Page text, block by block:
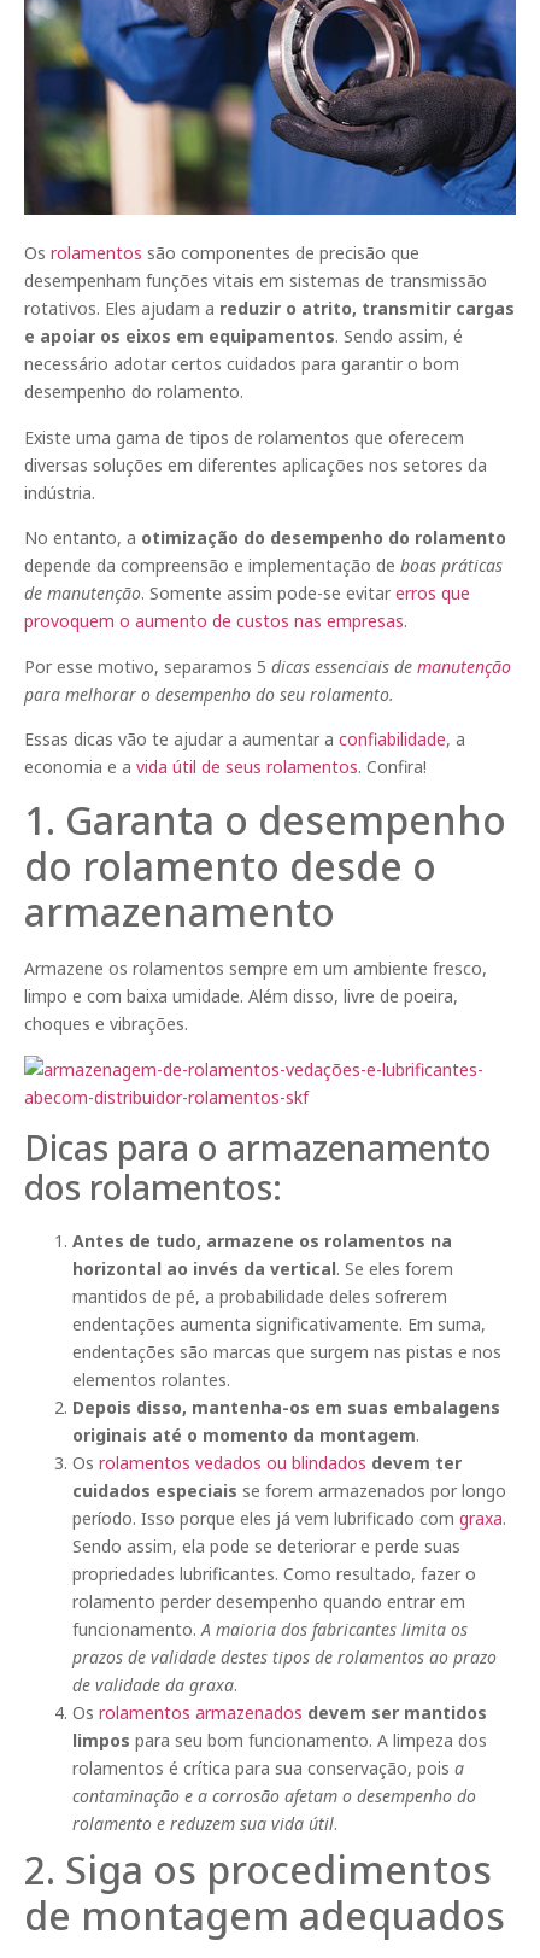
Os rolamentos são componentes de precisão que
desempenham funções vitais em sistemas de transmissão
rotativos. Eles ajudam a reduzir o atrito, transmitir cargas
e apoiar os eixos em equipamentos. Sendo assim, é
necessário adotar certos cuidados para garantir o bom
desempenho do rolamento.
Existe uma gama de tipos de rolamentos que oferecem
diversas soluções em diferentes aplicações nos setores da
indústria.
No entanto, a otimização do desempenho do rolamento
depende da compreensão e implementação de boas práticas
de manutenção. Somente assim pode-se evitar erros que
provoquem o aumento de custos nas empresas.
Por esse motivo, separamos 5 dicas essenciais de manutenção
para melhorar o desempenho do seu rolamento.
Essas dicas vão te ajudar a aumentar a confiabilidade, a
economia e a vida útil de seus rolamentos. Confira!
1. Garanta o desempenho
do rolamento desde o
armazenamento
Armazene os rolamentos sempre em um ambiente fresco,
limpo e com baixa umidade. Além disso, livre de poeira,
choques e vibrações.
Dicas para o armazenamento
dos rolamentos:
Antes de tudo, armazene os rolamentos na
horizontal ao invés da vertical. Se eles forem
mantidos de pé, a probabilidade deles sofrerem
endentações aumenta significativamente. Em suma,
endentações são marcas que surgem nas pistas e nos
elementos rolantes.
Depois disso, mantenha-os em suas embalagens
originais até o momento da montagem.
Os rolamentos vedados ou blindados devem ter
cuidados especiais se forem armazenados por longo
período. Isso porque eles já vem lubrificado com graxa.
Sendo assim, ela pode se deteriorar e perde suas
propriedades lubrificantes. Como resultado, fazer o
rolamento perder desempenho quando entrar em
funcionamento.A maioria dos fabricantes limita os
prazos de validade destes tipos de rolamentos ao prazo
de validade da graxa.
Os rolamentos armazenados devem ser mantidos
limpos para seu bom funcionamento. A limpeza dos
rolamentos é crítica para sua conservação, pois a
contaminação e a corrosão afetam o desempenho do
rolamento e reduzem sua vida útil.
2. Siga os procedimentos
de montagem adequados